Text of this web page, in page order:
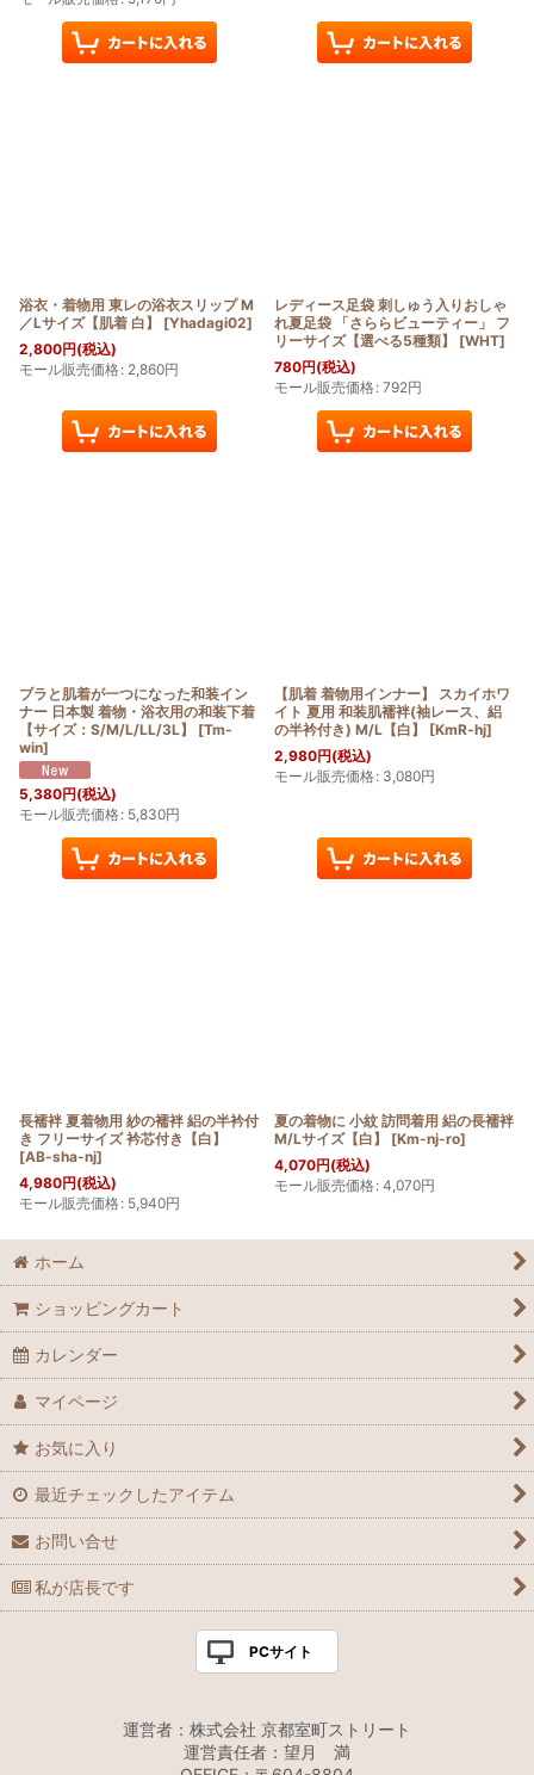
浴衣・着物用 東レの浴衣スリップ M
／Lサイズ【肌着 白】
[Yhadagi02]
2,800円(税込)
モール販売価格: 2,860円
レディース足袋 刺しゅう入りおしゃ
れ夏足袋 「さららビューティー」 フ
リーサイズ【選べる5種類】
[WHT]
780円(税込)
モール販売価格: 792円
ブラと肌着が一つになった和装イン
ナー 日本製 着物・浴衣用の和装下着
【サイズ：S/M/L/LL/3L】
[Tm-
win]
5,380円(税込)
モール販売価格: 5,830円
【肌着 着物用インナー】 スカイホワ
イト 夏用 和装肌襦袢(袖レース、絽
の半衿付き) M/L【白】
[KmR-hj]
2,980円(税込)
モール販売価格: 3,080円
長襦袢 夏着物用 紗の襦袢 絽の半衿付
き フリーサイズ 衿芯付き【白】
[AB-sha-nj]
4,980円(税込)
モール販売価格: 5,940円
夏の着物に 小紋 訪問着用 絽の長襦袢
M/Lサイズ【白】
[Km-nj-ro]
4,070円(税込)
モール販売価格: 4,070円
ホーム
ショッピングカート
カレンダー
マイページ
お気に入り
最近チェックしたアイテム
お問い合せ
私が店長です
PCサイト
運営者：株式会社 京都室町ストリート
運営責任者：望月 満